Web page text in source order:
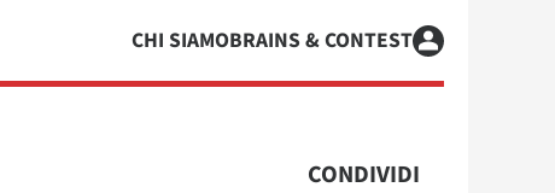
CHI SIAMOBRAINS & CONTEST
CONDIVIDI